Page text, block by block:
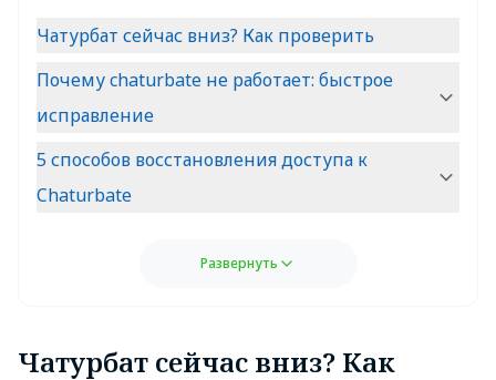
Чатурбат сейчас вниз? Как проверить
Почему chaturbate не работает: быстрое
исправление
5 способов восстановления доступа к
Chaturbate
Развернуть
Чатурбат сейчас вниз? Как